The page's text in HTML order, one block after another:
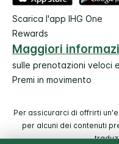
Scarica l'app IHG One
Rewards
Maggiori
sulle prenotazioni veloci
Premi in movimento
Per assicurarci di offrirti
per alcuni dei contenuti